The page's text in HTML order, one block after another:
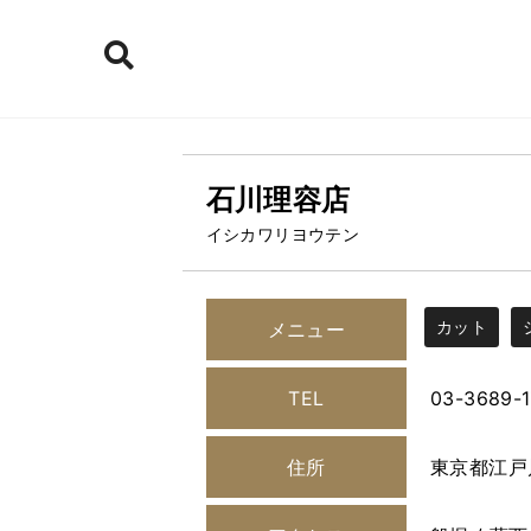
石川理容店
イシカワリヨウテン
メニュー カット
TEL 03-3689-
住所 東京都江